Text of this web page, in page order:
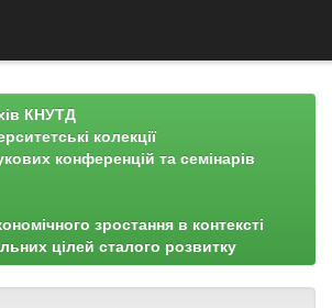
КНУТД
колекції
конференцій та семінарів
зростання в контексті
цілей сталого розвитку